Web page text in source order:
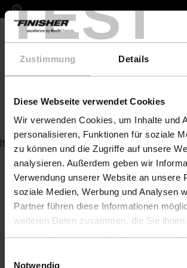
TEST
Zustimmung Details
Diese Webseite verwendet Cookies
Wir verwenden Cookies, um Inhalte und
personalisieren, Funktionen für soziale
zu können und die Zugriffe auf unsere
analysieren. Außerdem geben wir
Verwendung unserer Website an unsere
soziale Medien, Werbung und Analysen
Partner führen diese Informationen
weiteren Daten zusammen, die Sie
Einstellungen zu den Cookies finden Sie
Notwendig
Exterior Brush green
Item not found